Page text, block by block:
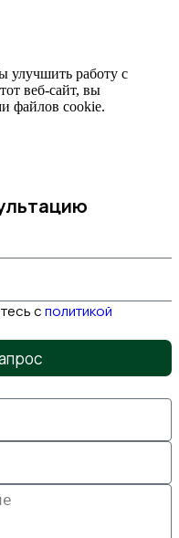
улучшить работу с
веб-сайт, вы
файлов cookie.
сполитикой